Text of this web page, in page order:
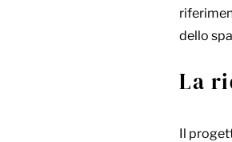
dello
La
Il